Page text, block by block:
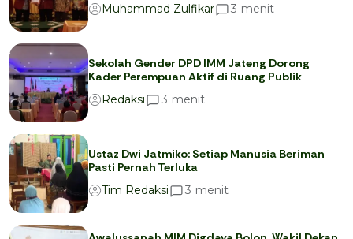
Muhammad Zulfikar
3 menit
Sekolah Gender DPD IMM Jateng Dorong
Kader Perempuan Aktif di Ruang Publik
Redaksi
3 menit
Ustaz Dwi Jatmiko: Setiap Manusia Beriman
Pasti Pernah Terluka
Tim Redaksi
3 menit